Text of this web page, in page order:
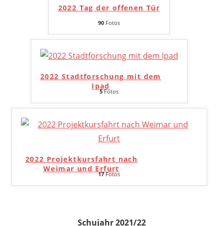
2022 Tag der offenen Tür
90 Fotos
2022 Stadtforschung mit dem
Ipad
5Fotos
2022 Projektkursfahrt nach
Weimar und Erfurt
17Fotos
Schujahr 2021/22